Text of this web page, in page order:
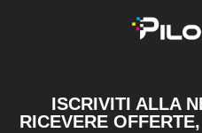
ISCRIVITI ALLA
RICEVERE